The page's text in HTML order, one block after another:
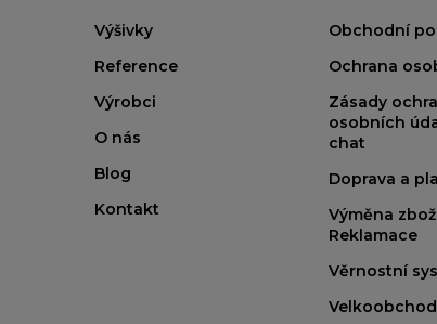
Výšivky
Reference
Výrobci
O nás
Blog
Kontakt
Obchodní
Ochrana
Zásady
osobních
chat
Doprava a
Výměna
Reklamace
Věrnostní
Velkoobchod